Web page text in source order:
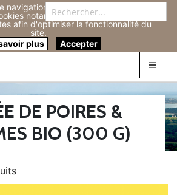
navigation sur ce site, vous acceptez
notamment pour réaliser des
afin d'optimiser la fonctionnalité du
site.
plus
Accepter
Connexion
DE POIRES &
BIO (300 G)